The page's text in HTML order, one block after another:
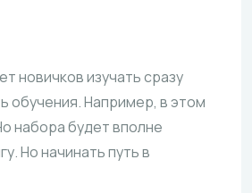
новичков изучать сразу
обучения. Например, в этом
набора будет вполне
Но начинать путь в